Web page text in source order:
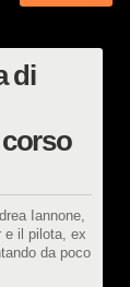
di
Iannone,
e il pilota, ex
da poco